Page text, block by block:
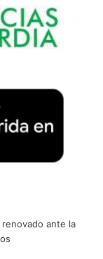
ante la